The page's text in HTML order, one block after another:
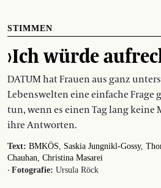
STIMMEN
›Ich würde
DATUM hat Frauen aus ganz
Lebenswelten eine einfache Frage
tun, wenn es einen Tag lang keine
ihre Antworten.
Text: BMKÖS Saskia Jungnikl-Gossy
Chauhan Christina Masarei
· Fotografie: Ursula Röck